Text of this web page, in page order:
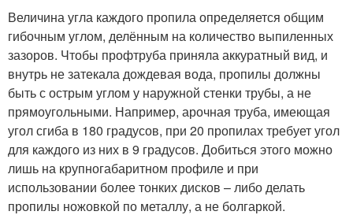
Величина угла каждого пропила определяется общим
гибочным углом, делённым на количество выпиленных
зазоров. Чтобы профтруба приняла аккуратный вид, и
внутрь не затекала дождевая вода, пропилы должны
быть с острым углом у наружной стенки трубы, а не
прямоугольными. Например, арочная труба, имеющая
угол сгиба в 180 градусов, при 20 пропилах требует угол
для каждого из них в 9 градусов. Добиться этого можно
лишь на крупногабаритном профиле и при
использовании более тонких дисков – либо делать
пропилы ножовкой по металлу, а не болгаркой.